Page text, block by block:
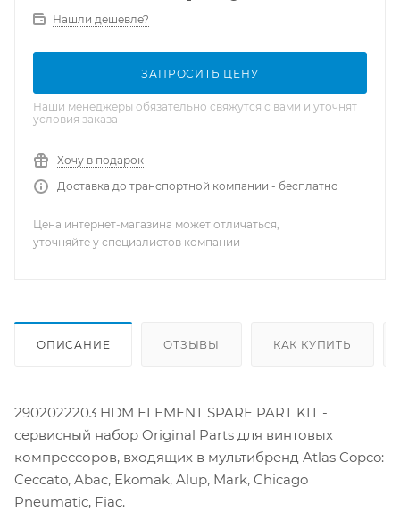
Нашли дешевле?
ЗАПРОСИТЬ ЦЕНУ
Наши менеджеры обязательно свяжутся с вами и уточнят
условия заказа
Хочу в подарок
Доставка до транспортной компании - бесплатно
Цена интернет-магазина может отличаться,
уточняйте у специалистов компании
ОПИСАНИЕ ОТЗЫВЫ КАК КУПИТЬ
2902022203 HDM ELEMENT SPARE PART KIT -
сервисный набор Original Parts для винтовых
компрессоров, входящих в мультибренд Atlas Copco:
Ceccato, Abac, Ekomak, Alup, Mark, Chicago
Pneumatic, Fiac.